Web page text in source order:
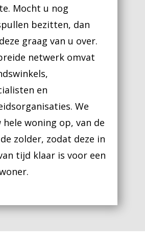
Mocht u nog
bezitten, dan
graag van u over.
netwerk omvat
en
We
woning op, van de
zolder, zodat deze in
tijd klaar is voor een